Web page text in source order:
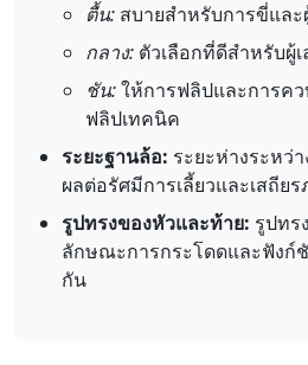
ตื้น: สบายสำหรับการขี่และ
กลาง: ตัวเลือกที่ดีสำหรับผู้
ชัน:ให้การฟลิปและการค
ฟลิปเทคนิค
ระยะฐานล้อ: ระยะห่างระหว่
ผลต่อรัศมีการเลี้ยวและเสถีย
รูปทรงของหัวและท้าย: รูปทร
ลักษณะการกระโดดและฟังก์
กัน